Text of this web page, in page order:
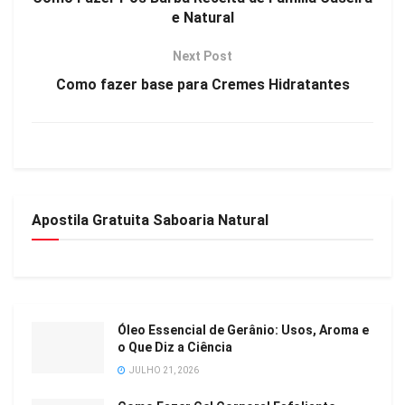
e Natural
Next Post
Como fazer base para Cremes Hidratantes
Apostila Gratuita Saboaria Natural
Óleo Essencial de Gerânio: Usos, Aroma e
o Que Diz a Ciência
JULHO 21, 2026